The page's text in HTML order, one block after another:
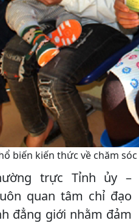
biến kiến thức về chăm
trực Tỉnh ủy –
quan tâm chỉ đạo
đẳng giới nhằm đảm